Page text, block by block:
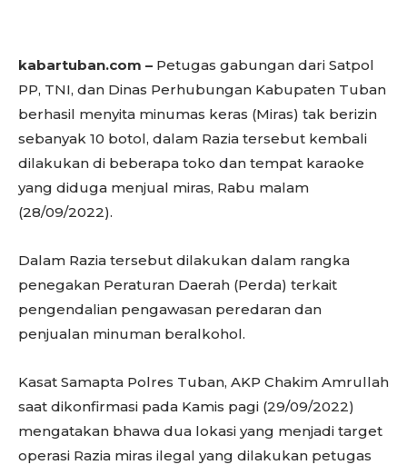
kabartuban.com – Petugas gabungan dari Satpol
PP, TNI, dan Dinas Perhubungan Kabupaten Tuban
berhasil menyita minumas keras (Miras) tak berizin
sebanyak 10 botol, dalam Razia tersebut kembali
dilakukan di beberapa toko dan tempat karaoke
yang diduga menjual miras, Rabu malam
(28/09/2022).
Dalam Razia tersebut dilakukan dalam rangka
penegakan Peraturan Daerah (Perda) terkait
pengendalian pengawasan peredaran dan
penjualan minuman beralkohol.
Kasat Samapta Polres Tuban, AKP Chakim Amrullah
saat dikonfirmasi pada Kamis pagi (29/09/2022)
mengatakan bhawa dua lokasi yang menjadi target
operasi Razia miras ilegal yang dilakukan petugas